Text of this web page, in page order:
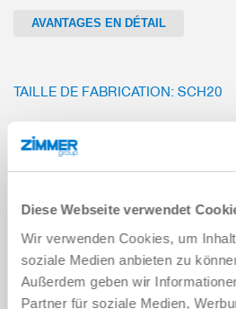
Diese Webseite verwendet
Wir verwenden Cookies, um
soziale Medien anbieten zu
Außerdem geben wir
Partner für soziale Medien,
AVANTAGES EN DÉTAIL
TAILLE DE FABRICATION: SCH20
1.2 [mm]